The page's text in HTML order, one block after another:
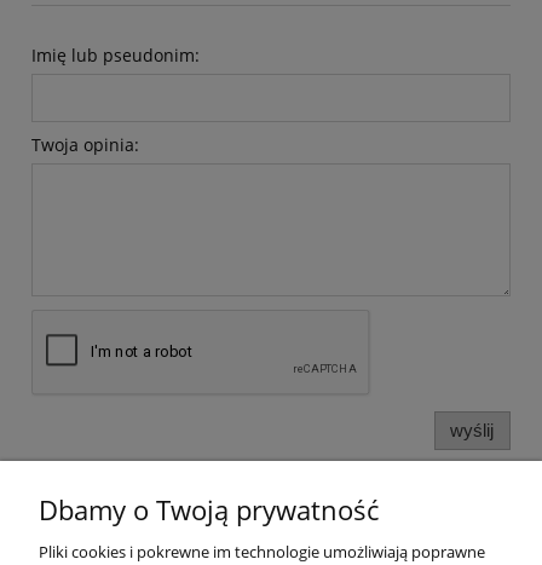
Imię lub pseudonim:
Twoja opinia:
wyślij
Informacje o sklepie
Dbamy o Twoją prywatność
Pliki cookies i pokrewne im technologie umożliwiają poprawne